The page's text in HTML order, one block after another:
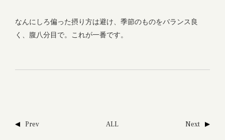
なんにしろ偏った摂り方は避け、季節のものをバランス良
く、腹八分目で。これが一番です。
Prev ALL Next